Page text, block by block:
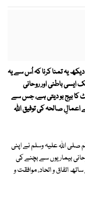
یہ تمنا کرنا کہ اُس سے یہ
باطنی اور روحانی
کا بیج بو دیتی ہے، جس سے
صالحہ کی توفیق اللہ
اللہ علیہ وسلم نے اپنی
بیماریوں سے بچنے کی
اتفاق و اتحاد، موافقت و